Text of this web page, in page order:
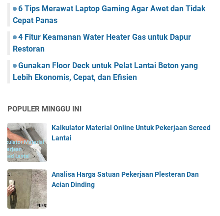
6 Tips Merawat Laptop Gaming Agar Awet dan Tidak
Cepat Panas
4 Fitur Keamanan Water Heater Gas untuk Dapur
Restoran
Gunakan Floor Deck untuk Pelat Lantai Beton yang
Lebih Ekonomis, Cepat, dan Efisien
POPULER MINGGU INI
Kalkulator Material Online Untuk Pekerjaan Screed
Lantai
Analisa Harga Satuan Pekerjaan Plesteran Dan
Acian Dinding